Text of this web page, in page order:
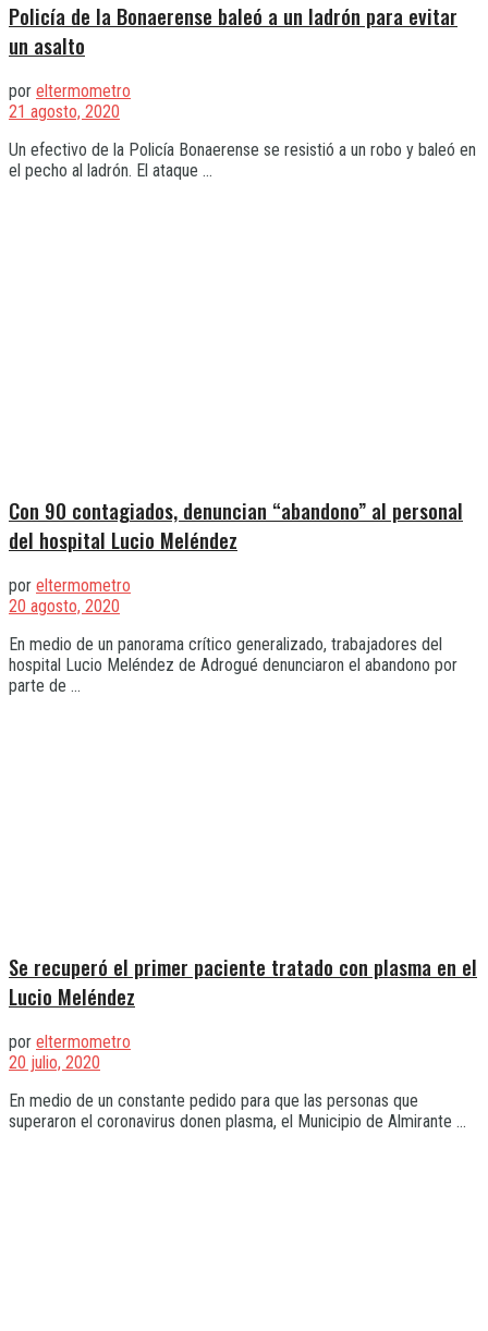
Policía de la Bonaerense baleó a un ladrón para evitar
un asalto
por eltermometro
21 agosto, 2020
Un efectivo de la Policía Bonaerense se resistió a un robo y baleó en
el pecho al ladrón. El ataque ...
Con 90 contagiados, denuncian “abandono” al personal
del hospital Lucio Meléndez
por eltermometro
20 agosto, 2020
En medio de un panorama crítico generalizado, trabajadores del
hospital Lucio Meléndez de Adrogué denunciaron el abandono por
parte de ...
Se recuperó el primer paciente tratado con plasma en el
Lucio Meléndez
por eltermometro
20 julio, 2020
En medio de un constante pedido para que las personas que
superaron el coronavirus donen plasma, el Municipio de Almirante ...